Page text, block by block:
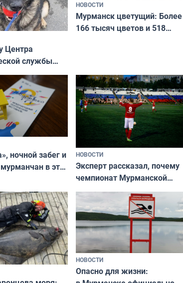
Центра
службы
дом
НОВОСТИ
Мурманск цветущий: Более
166 тысяч цветов и 518
ночной забег и
в эти
НОВОСТИ
Эксперт рассказал, почему
чемпионат Мурманской
области по футболу остался
незамеченным
НОВОСТИ
Опасно для жизни: